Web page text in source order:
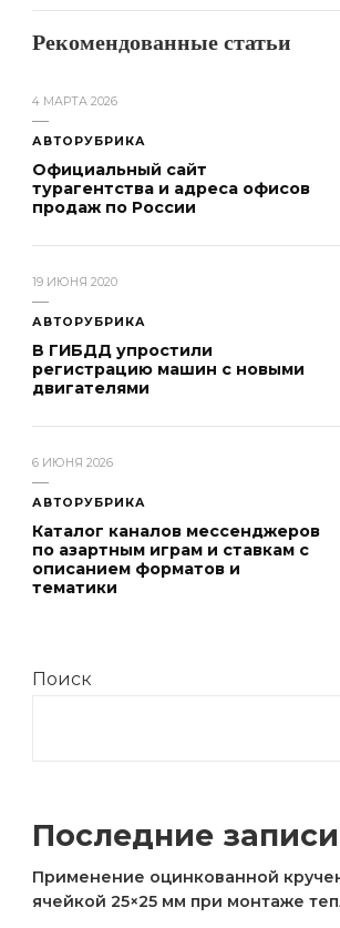
Рекомендованные статьи
4 МАРТА 2026
АВТОРУБРИКА
Официальный сайт
турагентства и адреса офисов
продаж по России
19 ИЮНЯ 2020
АВТОРУБРИКА
В ГИБДД упростили
регистрацию машин с новыми
двигателями
6 ИЮНЯ 2026
АВТОРУБРИКА
Каталог каналов мессенджеров
по азартным играм и ставкам с
описанием форматов и
тематики
Поиск
Последние записи
Применение оцинкованной
ячейкой 25×25 мм при монтаже